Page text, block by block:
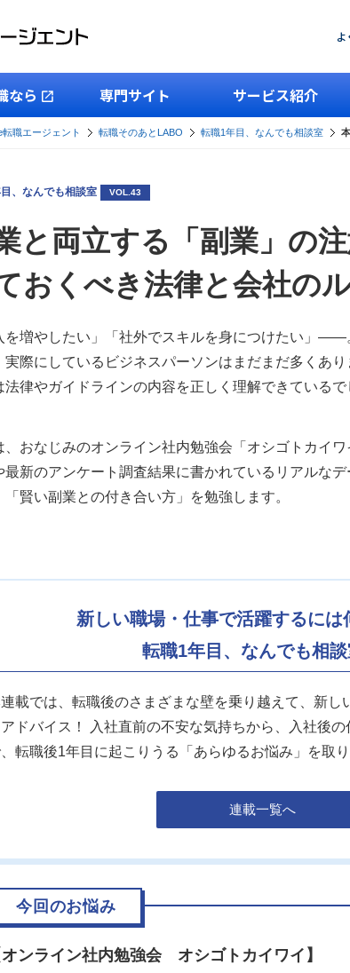
なら 専門サイト サービス紹介
転職エージェント 転職そのあとLABO 転職1年目、なんでも相談室
、なんでも相談室 VOL.43
と両立する「副業」の
おくべき法律と会社の
を増やしたい」「社外でスキルを身につけたい」——
実際にしているビジネスパーソンはまだまだ多くあ
法律やガイドラインの内容を正しく理解できているで
、おなじみのオンライン社内勉強会「オシゴトカイ
最新のアンケート調査結果に書かれているリアルな
「賢い副業との付き合い方」を勉強します。
新しい職場・仕事で活躍するには
転職1年目、なんでも相
載では、転職後のさまざまな壁を乗り越えて、新し
アドバイス！ 入社直前の不安な気持ちから、入社後
転職後1年目に起こりうる「あらゆるお悩み」を取り
連載一覧へ
今回のお悩み
オンライン社内勉強会 オシゴトカイワイ】